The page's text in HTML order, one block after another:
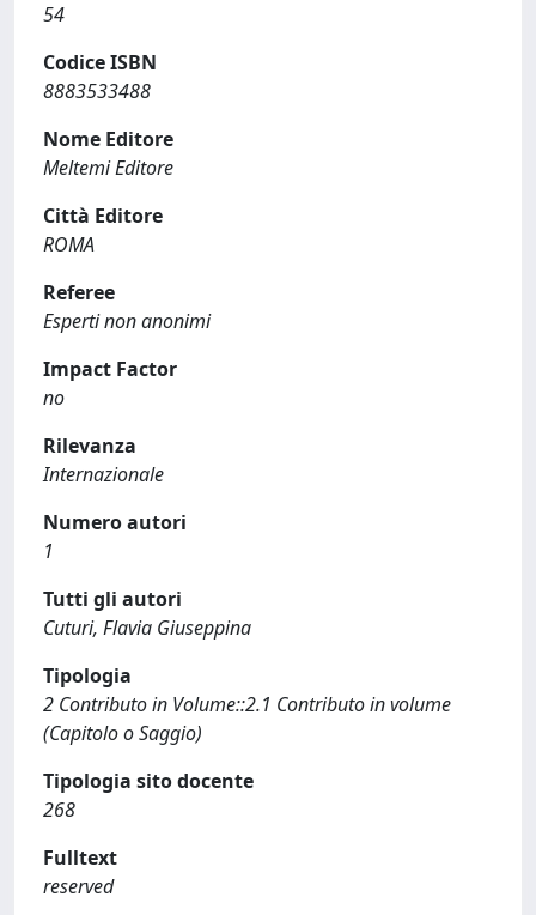
54
Codice ISBN
8883533488
Nome Editore
Meltemi Editore
Città Editore
ROMA
Referee
Esperti non anonimi
Impact Factor
no
Rilevanza
Internazionale
Numero autori
1
Tutti gli autori
Cuturi, Flavia Giuseppina
Tipologia
2 Contributo in Volume::2.1 Contributo in volume
(Capitolo o Saggio)
Tipologia sito docente
268
Fulltext
reserved